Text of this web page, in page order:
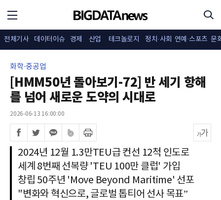
전체기사 데이터이슈 경제 산업 테크놀로지 정치·사회 연예·스포츠 문
화학·중공업
[HMM50년 돌아보기-72] 반 세기 항해
를 넘어 새로운 도약의 시대로
2026-06-13 16:00:00
2024년 12월 1.3만TEU급 컨선 12척 인도로
세계 8번째 선복량 'TEU 100만 클럽' 가입
창립 50주년 'Move Beyond Maritime' 선포
"변화와 혁신으로, 글로벌 톱티어 선사 목표”